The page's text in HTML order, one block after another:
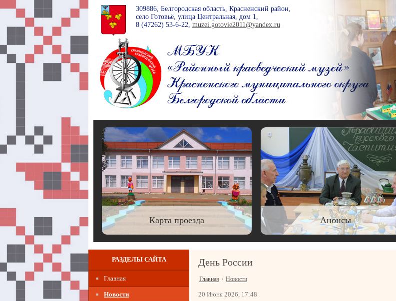
309886, Белгородская область, Красненский район,
село Готовьё, улица Центральная, дом 1,
8 (47262) 53-6-22, muzei.gotovie2011@yandex.ru
Карта проезда Анонсы
РАЗДЕЛЫ САЙТА
Главная
Новости
День России
Главная / Новости
20 Июня 2026, 17:48